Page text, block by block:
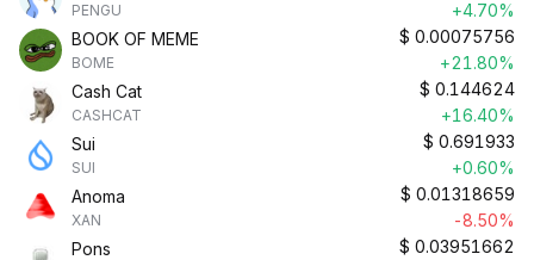
PENGU
+4.70%
BOOK OF MEME
BOME
$ 0.00075756
+21.80%
Cash Cat
CASHCAT
$ 0.144624
+16.40%
Sui
SUI
$ 0.691933
+0.60%
Anoma
XAN
$ 0.01318659
-8.50%
Pons
$ 0.03951662